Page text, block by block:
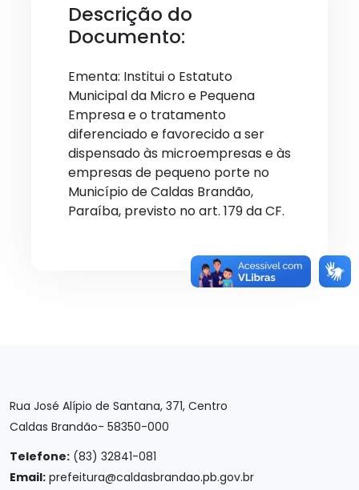
Descrição do
Documento:
Ementa: Institui o Estatuto
Municipal da Micro e Pequena
Empresa e o tratamento
diferenciado e favorecido a ser
dispensado às microempresas e às
empresas de pequeno porte no
Município de Caldas Brandão,
Paraíba, previsto no art. 179 da CF.
Rua José Alípio de Santana, 371, Centro
Caldas Brandão- 58350-000
Telefone: (83) 32841-081
Email: prefeitura@caldasbrandao.pb.gov.br